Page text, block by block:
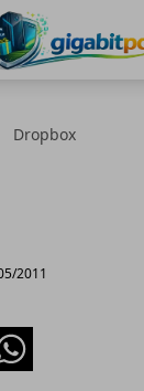
Dropbox
2011